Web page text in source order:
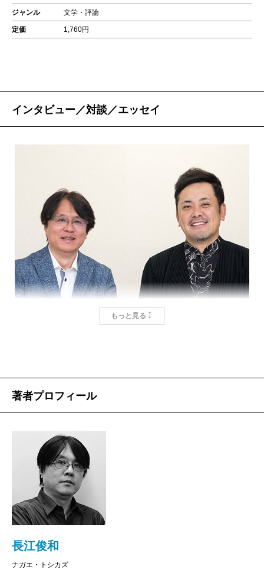
ジャンル 文学・評論
定価 1,760円
インタビュー／対談／エッセイ
長江俊和、有田哲平
止」シリーズの大ファン。その活字版とも言うべき
禁止」シリーズ 新作の刊行を祝し、作り手と解き手の二人
が、「謎」の魅力を存分に語り尽くす。
［★「放送禁止」とはお蔵入りになっていたVTRを再編
ー。いくつもの謎が隠されているが、詳しい解説はなく、
視聴者自らが頭を悩ませる必要があるため、「謎解き好
もっと見る
著者プロフィール
長江俊和
ナガエ・トシカズ